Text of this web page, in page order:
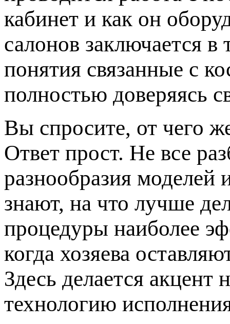
кабинет и как он
салонов заключается
понятия связанные с
полностью доверяясь
Вы спросите, от чего
Ответ прост. Не все
разнообразия моделей
знают, на что лучше
процедуры наиболее
когда хозяева
Здесь делается акцент
технологию